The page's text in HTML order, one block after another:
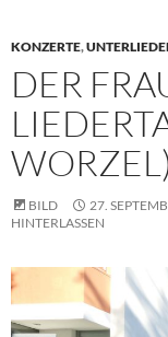
KONZERTE,
DER
BILD 27.
HINTERLASSEN